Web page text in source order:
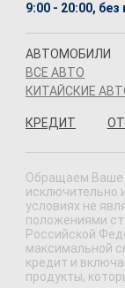
9:00 - 20:00,
АВТОМОБИЛИ
ВСЕ АВТО
КИТАЙСКИЕ
КРЕДИТ
Обращаем Ваше
исключительно
условиях не
положениями
Российской
максимальной
кредит и
продукты,